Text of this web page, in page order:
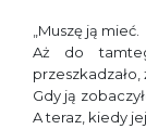
„Muszę ją mieć.
Aż do
przeszkadzało,
Gdy ją
A teraz, kiedy